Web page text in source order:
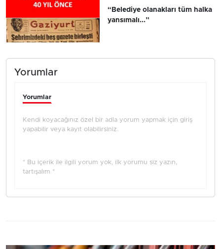
“Belediye olanakları tüm halka
yansımalı...”
Yorumlar
Yorumlar
Kendi koyacağınız özel bir adla yorum yapmak için giriş
yapabilir veya kayıt olabilirsiniz.
* Bu içerik ile ilgili yorum yok, ilk yorumu siz yazın,
tartışalım *